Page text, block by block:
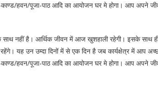
हवन/पूजा-पाठ आदि का आयोजन घर मे होगा। आप अपने
नहीं है। आर्थिक जीवन में आज खुशहाली रहेगी। इसके
यह उन उम्दा दिनों में से एक दिन है जब कार्यक्षेत्र में
हवन/पूजा-पाठ आदि का आयोजन घर मे होगा। आप अपने